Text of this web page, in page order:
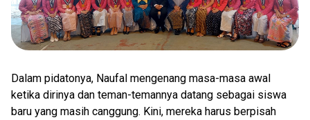
Dalam pidatonya, Naufal mengenang masa-masa awal
ketika dirinya dan teman-temannya datang sebagai siswa
baru yang masih canggung. Kini, mereka harus berpisah